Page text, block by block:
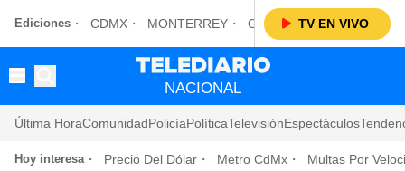
Ediciones CDMX MONTERREY GUADALAJARATV EN VIVO
NACIONAL
Última HoraComunidadPolicíaPolíticaTelevisiónEspectáculos
Hoy interesa Precio Del Dólar Metro CdMx Multas Por